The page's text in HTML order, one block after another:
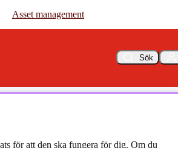
Asset management
Sök
Asset management
för att den ska fungera för dig. Om du